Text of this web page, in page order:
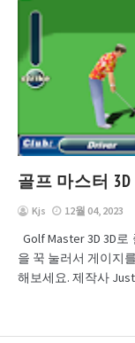
골프 마스터 3D
Kjs 12월 04, 2023
Golf Master 3D 3D
을 꾹 눌러서 게이지
해보세요. 제작사